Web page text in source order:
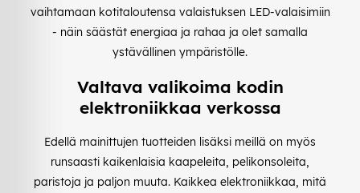
vaihtamaan kotitaloutensa valaistuksen LED-valaisimiin
- näin säästät energiaa ja rahaa ja olet samalla
ystävällinen ympäristölle.
Valtava valikoima kodin
elektroniikkaa verkossa
Edellä mainittujen tuotteiden lisäksi meillä on myös
runsaasti kaikenlaisia kaapeleita, pelikonsoleita,
paristoja ja paljon muuta. Kaikkea elektroniikkaa, mitä